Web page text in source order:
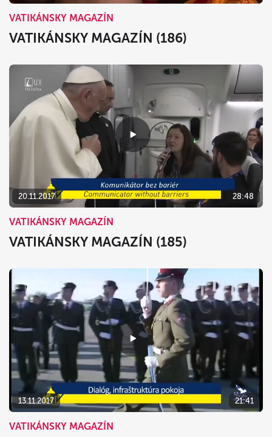
VATIKÁNSKY MAGAZÍN
VATIKÁNSKY MAGAZÍN (186)
20.11.2017 28:48
VATIKÁNSKY MAGAZÍN
VATIKÁNSKY MAGAZÍN (185)
13.11.2017 21:41
VATIKÁNSKY MAGAZÍN